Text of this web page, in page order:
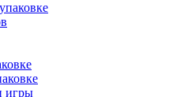
игры